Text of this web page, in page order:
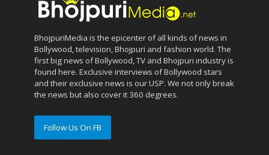
BhojpuriMedia is the epicenter of all kinds of news in
Bollywood, television, Bhojpuri and fashion world. The
first big news of Bollywood, TV and Bhojpuri industry is
found here. Exclusive interviews of Bollywood stars
and their exclusive news is our USP. We not only break
the news but also cover it 360 degrees.
Follow Us On FB